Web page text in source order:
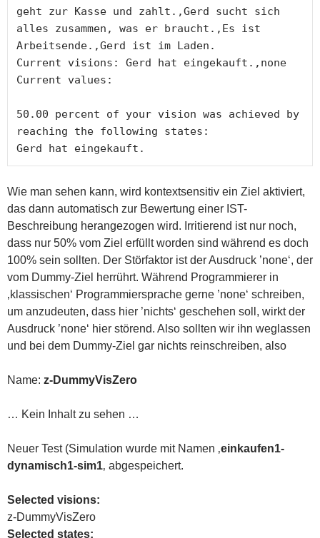
geht zur Kasse und zahlt.,Gerd sucht sich
alles zusammen, was er braucht.,Es ist
Arbeitsende.,Gerd ist im Laden.
Current visions: Gerd hat eingekauft.,none
Current values:
50.00 percent of your vision was achieved by
reaching the following states:
Gerd hat eingekauft.
Wie man sehen kann, wird kontextsensitiv ein Ziel aktiviert,
das dann automatisch zur Bewertung einer IST-
Beschreibung herangezogen wird. Irritierend ist nur noch,
dass nur 50% vom Ziel erfüllt worden sind während es doch
100% sein sollten. Der Störfaktor ist der Ausdruck ’none‘, der
vom Dummy-Ziel herrührt. Während Programmierer in
‚klassischen‘ Programmiersprache gerne ’none‘ schreiben,
um anzudeuten, dass hier ’nichts‘ geschehen soll, wirkt der
Ausdruck ’none‘ hier störend. Also sollten wir ihn weglassen
und bei dem Dummy-Ziel gar nichts reinschreiben, also
Name: z-DummyVisZero
… Kein Inhalt zu sehen …
Neuer Test (Simulation wurde mit Namen ‚einkaufen1-
dynamisch1-sim1‚ abgespeichert.
Selected visions:
z-DummyVisZero
Selected states: